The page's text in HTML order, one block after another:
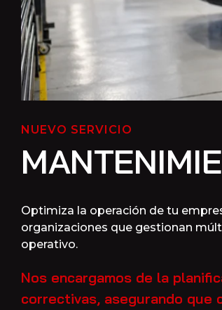
NUEVO SERVICIO
Optimiza la operación de tu
organizaciones que gestionan
operativo.
Nos encargamos de la
correctivas, asegurando que